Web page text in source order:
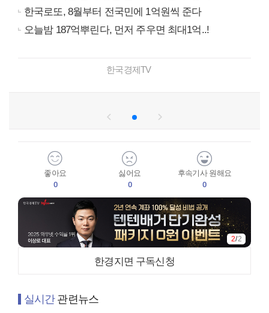
한국로또, 8월부터 전국민에 1억원씩 준다
오늘밤 187억뿌린다, 먼저 주우면 최대1억..!
한국경제TV
좋아요
0
싫어요
0
후속기사 원해요
0
2/2
한경지면 구독신청
실시간관련뉴스